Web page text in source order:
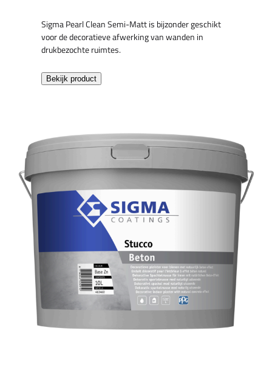
Sigma Pearl Clean Semi-Matt is bijzonder geschikt
voor de decoratieve afwerking van wanden in
drukbezochte ruimtes.
Bekijk product